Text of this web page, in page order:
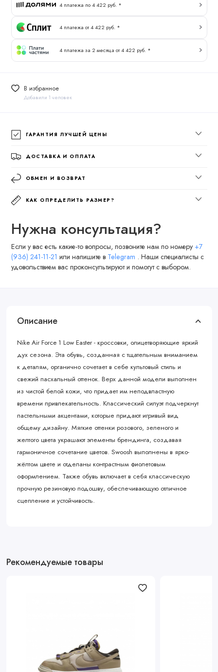
4 платежа по 4 422 руб. *
4 платежа от 4 422 руб. *
4 платежа за 2 месяца от 4 422 руб. *
В избранное
Добавили 1 человек
ГАРАНТИЯ ЛУЧШЕЙ ЦЕНЫ
ДОСТАВКА И ОПЛАТА
ОБМЕН И ВОЗВРАТ
КАК ОПРЕДЕЛИТЬ РАЗМЕР?
Нужна консультация?
Если у вас есть какие-то вопросы, позвоните нам по номеру +7
(936) 241-11-21 или напишите в Telegram . Наши специалисты с
удовольствием вас проконсультируют и помогут с выбором.
Описание
Nike Air Force 1 Low Easter - кроссовки, олицетворяющие яркий
дух сезона. Эта обувь, созданная с тщательным вниманием
к деталям, органично сочетает в себе культовый стиль и
свежий пасхальный оттенок. Верх данной модели выполнен
из чистой белой кожи, что придает им неподвластную
времени привлекательность. Классический силуэт подчеркнут
пастельными акцентами, которые придают игривый вид
общему дизайну. Мягкие оттенки розового, зеленого и
желтого цвета украшают элементы брендинга, создавая
гармоничное сочетание цветов. Swoosh выполнены в ярко-
жёлтом цвете и отделаны контрастным фиолетовым
оформлением. Также обувь включает в себя классическую
прочную резиновую подошву, обеспечивающую отличное
сцепление и устойчивость.
Рекомендуемые товары